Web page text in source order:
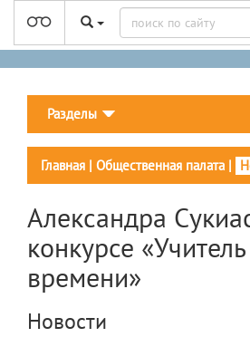
Разделы
Главная | Общественная палата |
Александра
конкурсе
времени»
Новости